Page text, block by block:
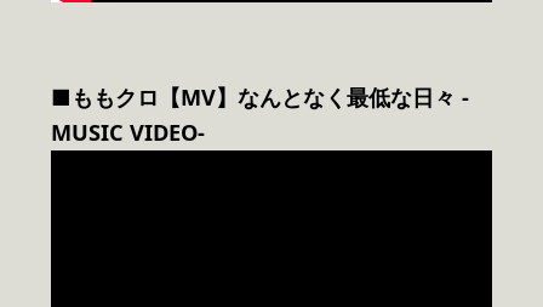
■ももクロ【MV】なんとなく最低な日々 -
MUSIC VIDEO-